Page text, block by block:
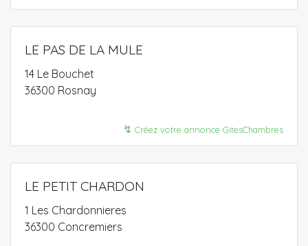
LE PAS DE LA MULE
14 Le Bouchet
36300 Rosnay
↯ Créez votre annonce GitesChambres
LE PETIT CHARDON
1 Les Chardonnieres
36300 Concremiers